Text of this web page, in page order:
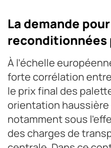
La demande
reconditionnées
À l’échelle
forte corrélation
le prix final des
orientation
notamment sous
des charges de